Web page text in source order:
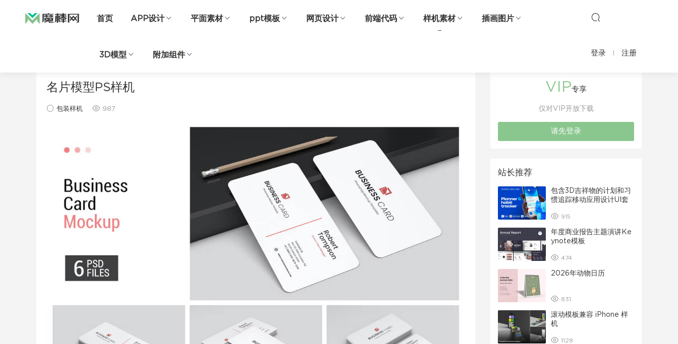
首页 APP设计 平面素材 ppt模板 网页设计 前端代码 样机素材 插画图片
3D模型 附加组件 登录 注册
样机素材 包装样机 正文
名片模型PS样机
包装样机 987
VIP专享
仅对VIP开放下载
请先登录
站长推荐
包含3D吉祥物的计划和习
惯追踪移动应用设计UI套
915
年度商业报告主题演讲Ke
ynote模板
474
2026年动物日历
831
滚动模板兼容 iPhone 样
机
1128